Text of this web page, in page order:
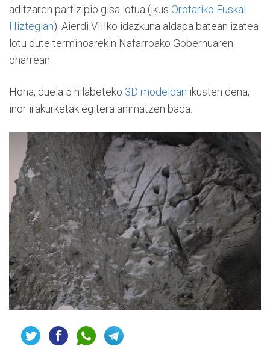
aditzaren partizipio gisa lotua (ikus Orotariko Euskal
Hiztegian). Aierdi VIIIko idazkuna aldapa batean izatea
lotu dute terminoarekin Nafarroako Gobernuaren
oharrean.
Hona, duela 5 hilabeteko 3D modeloan ikusten dena,
inor irakurketak egitera animatzen bada: